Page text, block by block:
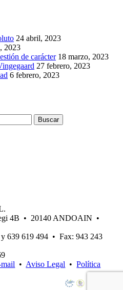
24 abril, 2023
2023
de carácter 18 marzo, 2023
27 febrero, 2023
6 febrero, 2023
Buscar
4B • 20140 ANDOAIN •
639 619 494 • Fax: 943 243
• Aviso Legal •Política